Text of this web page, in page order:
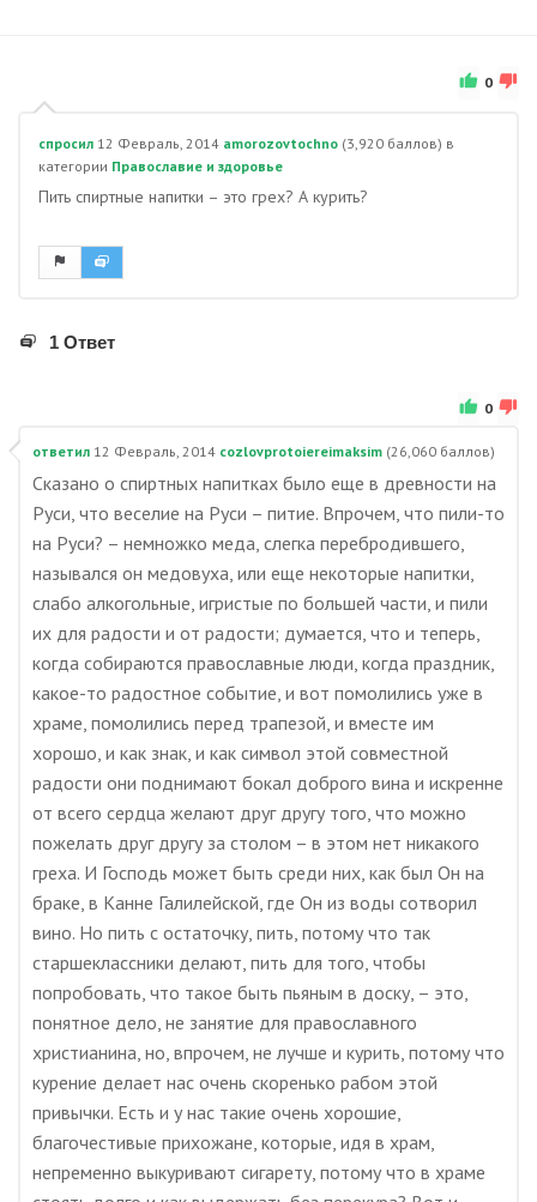
0
спросил 12 Февраль, 2014 amorozovtochno (3,920 баллов) в
категории Православие и здоровье
Пить спиртные напитки – это грех? А курить?
1 Ответ
0
ответил 12 Февраль, 2014 cozlovprotoiereimaksim (26,060 баллов)
Сказано о спиртных напитках было еще в древности на
Руси, что веселие на Руси – питие. Впрочем, что пили-то
на Руси? – немножко меда, слегка перебродившего,
назывался он медовуха, или еще некоторые напитки,
слабо алкогольные, игристые по большей части, и пили
их для радости и от радости; думается, что и теперь,
когда собираются православные люди, когда праздник,
какое-то радостное событие, и вот помолились уже в
храме, помолились перед трапезой, и вместе им
хорошо, и как знак, и как символ этой совместной
радости они поднимают бокал доброго вина и искренне
от всего сердца желают друг другу того, что можно
пожелать друг другу за столом – в этом нет никакого
греха. И Господь может быть среди них, как был Он на
браке, в Канне Галилейской, где Он из воды сотворил
вино. Но пить с остаточку, пить, потому что так
старшеклассники делают, пить для того, чтобы
попробовать, что такое быть пьяным в доску, – это,
понятное дело, не занятие для православного
христианина, но, впрочем, не лучше и курить, потому что
курение делает нас очень скоренько рабом этой
привычки. Есть и у нас такие очень хорошие,
благочестивые прихожане, которые, идя в храм,
непременно выкуривают сигарету, потому что в храме